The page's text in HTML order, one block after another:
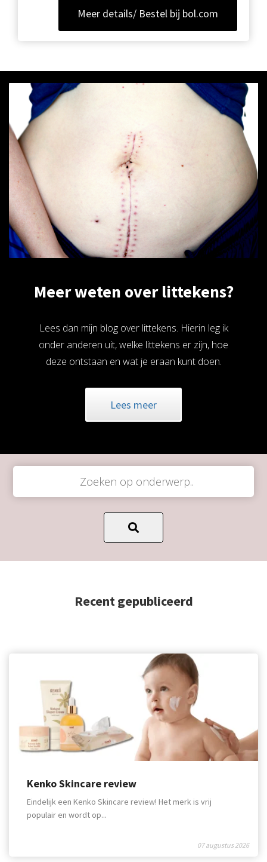
Meer details/ Bestel bij bol.com
Meer weten over littekens?
Lees dan mijn blog over littekens. Hierin leg ik
onder anderen uit, welke littekens er zijn, hoe
deze ontstaan en wat je eraan kunt doen.
Lees meer
Recent gepubliceerd
Kenko Skincare review
07 augustus 2026
Eindelijk een Kenko Skincare review! Het merk is vrij
populair en wordt op...